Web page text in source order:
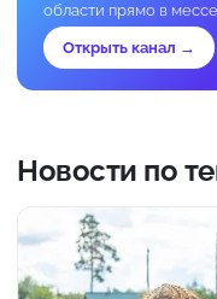
области прямо в
Открыть канал →
Новости по